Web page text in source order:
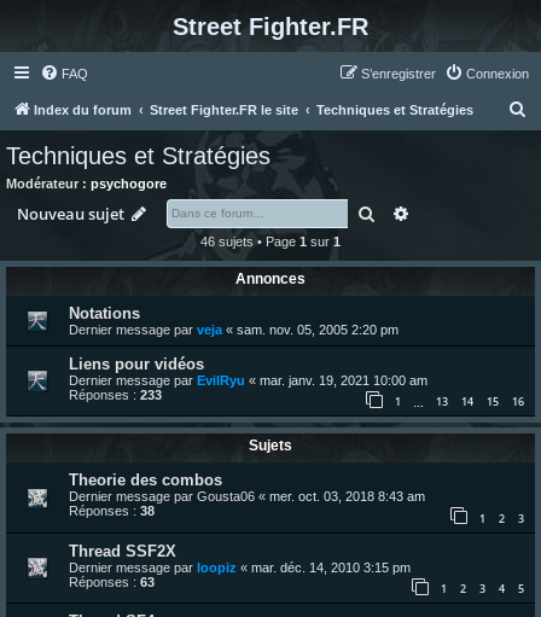
Street Fighter.FR
FAQ Connexion
S’enregistrer
Index du forum Street Fighter.FR le site Techniques et Stratégies
Techniques et Stratégies
Modérateur : psychogore
Nouveau sujet Rechercher
46 sujets • Page 1 sur 1
Annonces
Notations
Dernier message par veja « sam. nov. 05, 2005 2:20 pm
Liens pour vidéos
Dernier message par EvilRyu « mar. janv. 19, 2021 10:00 am
Réponses : 233 1 13 14 15 16
Sujets
Theorie des combos
Dernier message par Gousta06 « mer. oct. 03, 2018 8:43 am
Réponses : 38 1 2 3
Thread SSF2X
Dernier message par loopiz « mar. déc. 14, 2010 3:15 pm
Réponses : 63 1 2 3 4 5